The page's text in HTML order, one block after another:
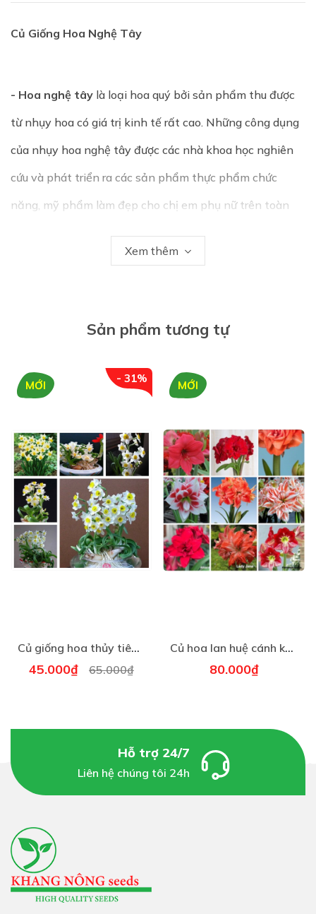
Củ Giống Hoa Nghệ Tây
- Hoa nghệ tây là loại hoa quý bởi sản phẩm thu được
từ nhụy hoa có giá trị kinh tế rất cao. Những công dụng
của nhụy hoa nghệ tây được các nhà khoa học nghiên
cứu và phát triển ra các sản phẩm thực phẩm chức
năng, mỹ phẩm làm đẹp cho chị em phụ nữ trên toàn
loài hoa thuộc họ Diên Vĩ, mọc nhiều ở Tây Nam Á. Hoa
phúc, vui mừng, niềm vui bất tận.
- Đất nước Iran tại vùng Tây Nam Á chính là quốc gia
chiếm tới 80% sản lượng nhụyhoa Nghệ Tâyđược
cung cấp trên toàn thế giới, chúng ví như là “vàng đỏ”
của quốc gia này.
ĐẶC ĐIỂM NỔI BẬT CỦA HOA NGHỆ TÂY
Xem thêm
Sản phẩm tương tự
- 31%
MỚI
Củ giống hoa thủy tiên ( củ to 1 củ được 4-5 nhánh hoa )
45.000₫ 65.000₫
MỚI
Củ hoa lan huệ cánh kép nhập khẩu - 1 củ (Tổng hợp nhiều loại cực đẹp)
80.000₫
Hỗ trợ 24/7
Liên hệ chúng tôi 24h